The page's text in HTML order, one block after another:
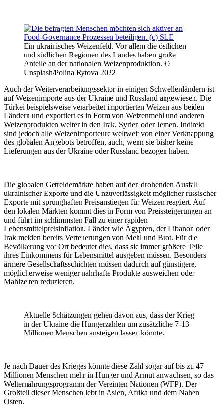
Ein ukrainisches Weizenfeld. Vor allem die östlichen
und südlichen Regionen des Landes haben große
Anteile an der nationalen Weizenproduktion. ©
Unsplash/Polina Rytova 2022
Auch der Weiterverarbeitungssektor in einigen Schwellenländern ist
auf Weizenimporte aus der Ukraine und Russland angewiesen. Die
Türkei beispielsweise verarbeitet importierten Weizen aus beiden
Ländern und exportiert es in Form von Weizenmehl und anderen
Weizenprodukten weiter in den Irak, Syrien oder Jemen. Indirekt
sind jedoch alle Weizenimporteure weltweit von einer Verknappung
des globalen Angebots betroffen, auch, wenn sie bisher keine
Lieferungen aus der Ukraine oder Russland bezogen haben.
Die globalen Getreidemärkte haben auf den drohenden Ausfall
ukrainischer Exporte und die Unzuverlässigkeit möglicher russischer
Exporte mit sprunghaften Preisanstiegen für Weizen reagiert. Auf
den lokalen Märkten kommt dies in Form von Preissteigerungen an
und führt im schlimmsten Fall zu einer rapiden
Lebensmittelpreisinflation. Länder wie Ägypten, der Libanon oder
Irak melden bereits Verteuerungen von Mehl und Brot. Für die
Bevölkerung vor Ort bedeutet dies, dass sie immer größere Teile
ihres Einkommens für Lebensmittel ausgeben müssen. Besonders
ärmere Gesellschaftsschichten müssen dadurch auf günstigere,
möglicherweise weniger nahrhafte Produkte ausweichen oder
Mahlzeiten reduzieren.
Aktuelle Schätzungen gehen davon aus, dass der Krieg
in der Ukraine die Hungerzahlen um zusätzliche 7-13
Millionen Menschen ansteigen lassen könnte.
Je nach Dauer des Krieges könnte diese Zahl sogar auf bis zu 47
Millionen Menschen mehr in Hunger und Armut anwachsen, so das
Welternährungsprogramm der Vereinten Nationen (WFP). Der
Großteil dieser Menschen lebt in Asien, Afrika und dem Nahen
Osten.